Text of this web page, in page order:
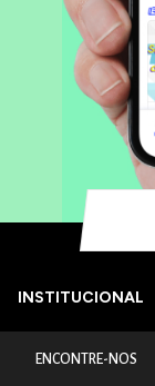
INSTITUCIONAL
ENCONTRE-NOS